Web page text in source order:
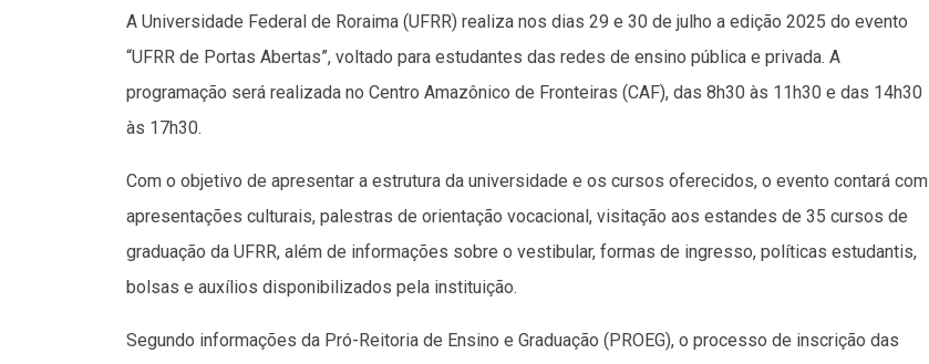
A Universidade Federal de Roraima (UFRR) realiza nos dias 29 e 30 de julho a edição 2025 do evento
“UFRR de Portas Abertas”, voltado para estudantes das redes de ensino pública e privada. A
programação será realizada no Centro Amazônico de Fronteiras (CAF), das 8h30 às 11h30 e das 14h30
às 17h30.
Com o objetivo de apresentar a estrutura da universidade e os cursos oferecidos, o evento contará com
apresentações culturais, palestras de orientação vocacional, visitação aos estandes de 35 cursos de
graduação da UFRR, além de informações sobre o vestibular, formas de ingresso, políticas estudantis,
bolsas e auxílios disponibilizados pela instituição.
Segundo informações da Pró-Reitoria de Ensino e Graduação (PROEG), o processo de inscrição das